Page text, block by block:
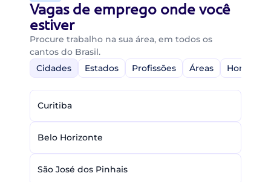
Vagas de emprego onde você
estiver
Procure trabalho na sua área, em todos os
cantos do Brasil.
Cidades
Estados Profissões Áreas Home-
Curitiba
Belo Horizonte
São José dos Pinhais